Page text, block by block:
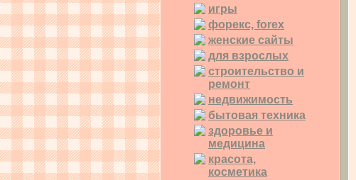
игры
форекс, forex
женские сайты
для взрослых
строительство и
ремонт
недвижимость
бытовая техника
здоровье и
медицина
красота,
косметика